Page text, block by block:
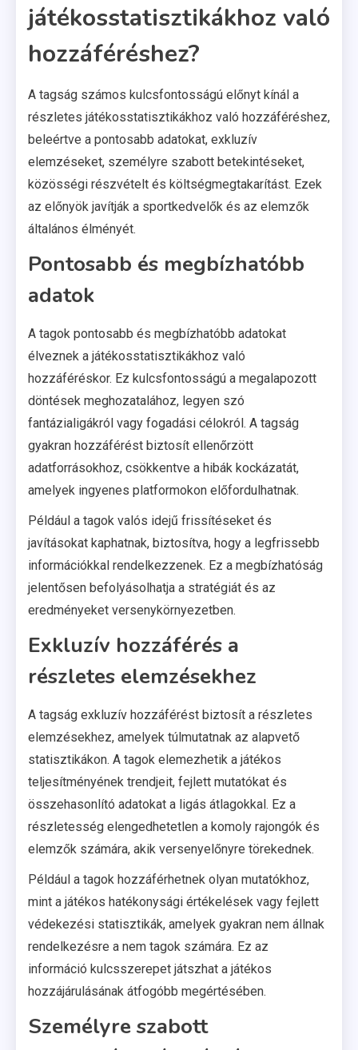
játékosstatisztikákhoz való
hozzáféréshez?
A tagság számos kulcsfontosságú előnyt kínál a
részletes játékosstatisztikákhoz való hozzáféréshez,
beleértve a pontosabb adatokat, exkluzív
elemzéseket, személyre szabott betekintéseket,
közösségi részvételt és költségmegtakarítást. Ezek
az előnyök javítják a sportkedvelők és az elemzők
általános élményét.
Pontosabb és megbízhatóbb
adatok
A tagok pontosabb és megbízhatóbb adatokat
élveznek a játékosstatisztikákhoz való
hozzáféréskor. Ez kulcsfontosságú a megalapozott
döntések meghozatalához, legyen szó
fantázialigákról vagy fogadási célokról. A tagság
gyakran hozzáférést biztosít ellenőrzött
adatforrásokhoz, csökkentve a hibák kockázatát,
amelyek ingyenes platformokon előfordulhatnak.
Például a tagok valós idejű frissítéseket és
javításokat kaphatnak, biztosítva, hogy a legfrissebb
információkkal rendelkezzenek. Ez a megbízhatóság
jelentősen befolyásolhatja a stratégiát és az
eredményeket versenykörnyezetben.
Exkluzív hozzáférés a
részletes elemzésekhez
A tagság exkluzív hozzáférést biztosít a részletes
elemzésekhez, amelyek túlmutatnak az alapvető
statisztikákon. A tagok elemezhetik a játékos
teljesítményének trendjeit, fejlett mutatókat és
összehasonlító adatokat a ligás átlagokkal. Ez a
részletesség elengedhetetlen a komoly rajongók és
elemzők számára, akik versenyelőnyre törekednek.
Például a tagok hozzáférhetnek olyan mutatókhoz,
mint a játékos hatékonysági értékelések vagy fejlett
védekezési statisztikák, amelyek gyakran nem állnak
rendelkezésre a nem tagok számára. Ez az
információ kulcsszerepet játszhat a játékos
hozzájárulásának átfogóbb megértésében.
Személyre szabott